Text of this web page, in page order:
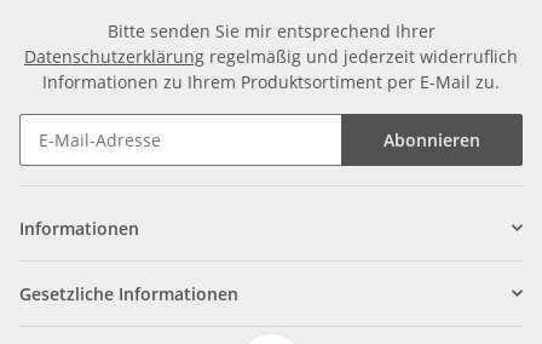
Bitte senden Sie mir entsprechend Ihrer
Datenschutzerklärung regelmäßig und jederzeit widerruflich
Informationen zu Ihrem Produktsortiment per E-Mail zu.
Abonnieren
Informationen
Gesetzliche Informationen